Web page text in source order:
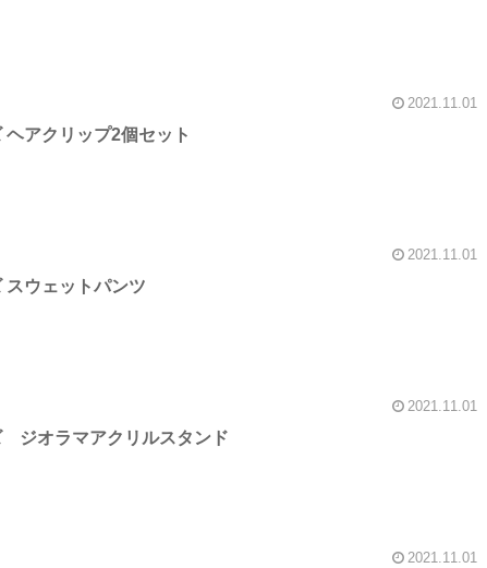
2021.11.01
アクリップ2個セット
2021.11.01
スウェットパンツ
2021.11.01
ジオラマアクリルスタンド
2021.11.01